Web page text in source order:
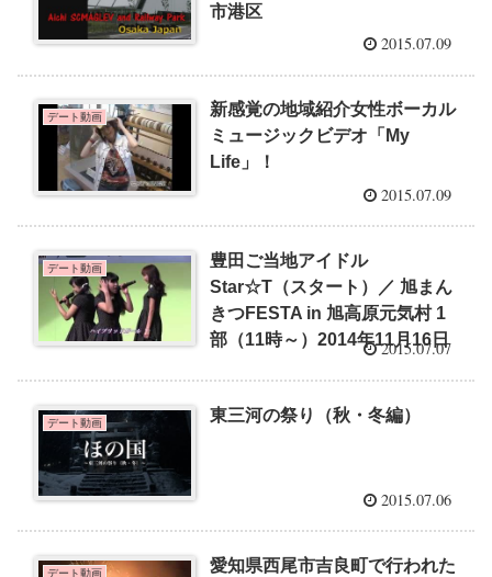
市港区
2015.07.09
デート動画
新感覚の地域紹介女性ボーカル
ミュージックビデオ「My
Life」！
2015.07.09
デート動画
豊田ご当地アイドル
Star☆T（スタート）／ 旭まん
きつFESTA in 旭高原元気村 1
部（11時～）2014年11月16日
2015.07.07
デート動画 東三河の祭り（秋・冬編）
2015.07.06
デート動画 愛知県西尾市吉良町で行われた